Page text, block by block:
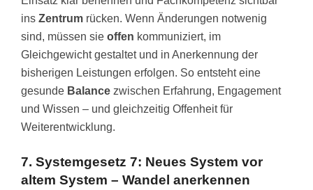
ins Zentrum rücken. Wenn Änderungen notwenig
sind, müssen sie offen kommuniziert, im
Gleichgewicht gestaltet und in Anerkennung der
bisherigen Leistungen erfolgen. So entsteht eine
gesunde Balance zwischen Erfahrung, Engagement
und Wissen – und gleichzeitig Offenheit für
Weiterentwicklung.
7. Systemgesetz 7: Neues System vor
altem System – Wandel anerkennen